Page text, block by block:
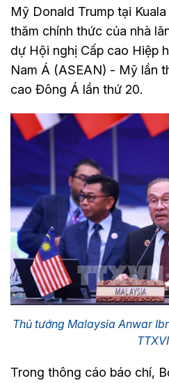
Mỹ Donald Trump tại
thăm chính thức của nhà
dự Hội nghị Cấp cao Hiệp
Nam Á (ASEAN) - Mỹ lần
cao Đông Á lần thứ 20.
Thủ tướng Malaysia Anwar
Trong thông cáo báo chí,